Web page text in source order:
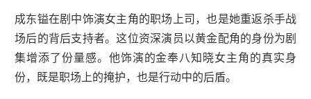
成东镒在剧中饰演女主角的职场上司，也是她重返杀手战
场后的背后支持者。这位资深演员以黄金配角的身份为剧
集增添了份量感。他饰演的金奉八知晓女主角的真实身
份，既是职场上的掩护，也是行动中的后盾。